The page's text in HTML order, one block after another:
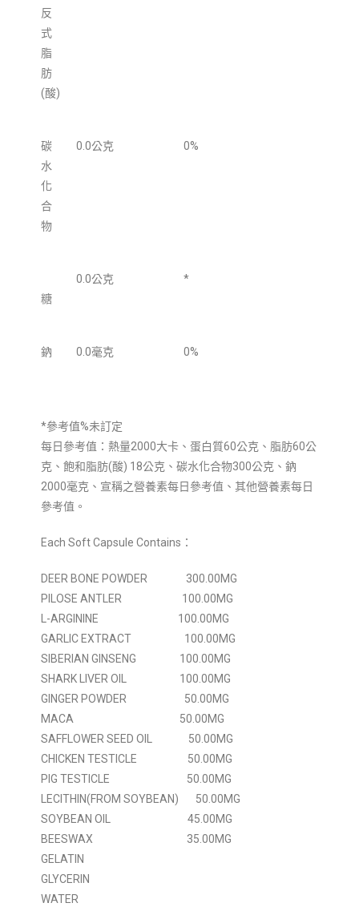
反
式
脂
肪
(酸)
碳
水
化
合
物
0.0公克 0%
糖
0.0公克 *
鈉 0.0毫克 0%
*參考值%未訂定
每日參考值：熱量2000大卡、蛋白質60公克、脂肪60公
克、飽和脂肪(酸) 18公克、碳水化合物300公克、鈉
2000毫克、宣稱之營養素每日參考值、其他營養素每日
參考值。
Each Soft Capsule Contains：
DEER BONE POWDER 300.00MG
PILOSE ANTLER 100.00MG
L-ARGININE 100.00MG
GARLIC EXTRACT 100.00MG
SIBERIAN GINSENG 100.00MG
SHARK LIVER OIL 100.00MG
GINGER POWDER 50.00MG
MACA 50.00MG
SAFFLOWER SEED OIL 50.00MG
CHICKEN TESTICLE 50.00MG
PIG TESTICLE 50.00MG
LECITHIN(FROM SOYBEAN) 50.00MG
SOYBEAN OIL 45.00MG
BEESWAX 35.00MG
GELATIN
GLYCERIN
WATER